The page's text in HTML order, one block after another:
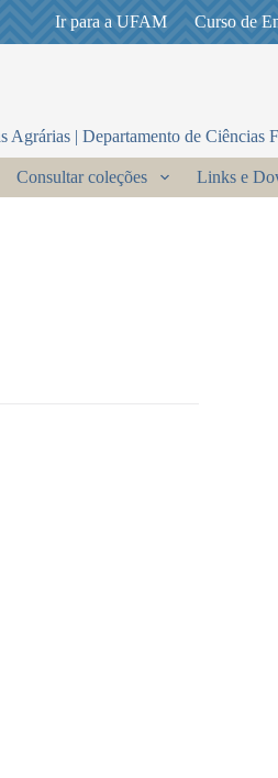
Ir para a UFAM Curso de
Agrárias | Departamento de Ciências
Consultar coleções Links e